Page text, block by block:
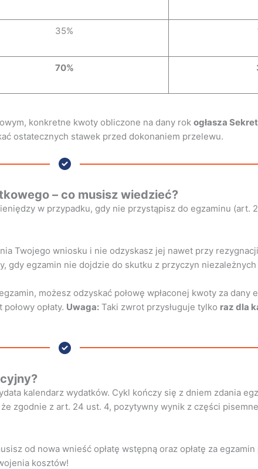
35%
70%
konkretne kwoty obliczone na dany rok ogłasza
ostatecznych stawek przed dokonaniem przelewu.
– co musisz wiedzieć?
w przypadku, gdy nie przystąpisz do egzaminu (art.
Twojego wniosku i nie odzyskasz jej nawet przy
gdy egzamin nie dojdzie do skutku z przyczyn
możesz odzyskać połowę wpłaconej kwoty za dany
opłaty. Uwaga: Taki zwrot przysługuje tylko raz dla
kalendarz wydatków. Cykl kończy się z dniem zdania
zgodnie z art. 24 ust. 4, pozytywny wynik z części
od nowa wnieść opłatę wstępną oraz opłatę za
kosztów!